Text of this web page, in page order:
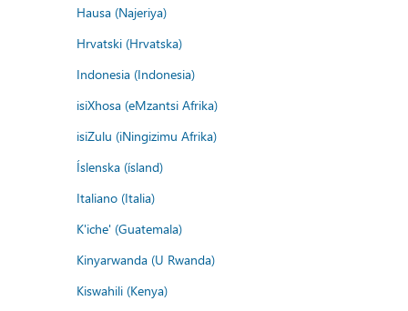
Hausa (Najeriya)
Hrvatski (Hrvatska)
Indonesia (Indonesia)
isiXhosa (eMzantsi Afrika)
isiZulu (iNingizimu Afrika)
Íslenska (ísland)
Italiano (Italia)
K'iche' (Guatemala)
Kinyarwanda (U Rwanda)
Kiswahili (Kenya)